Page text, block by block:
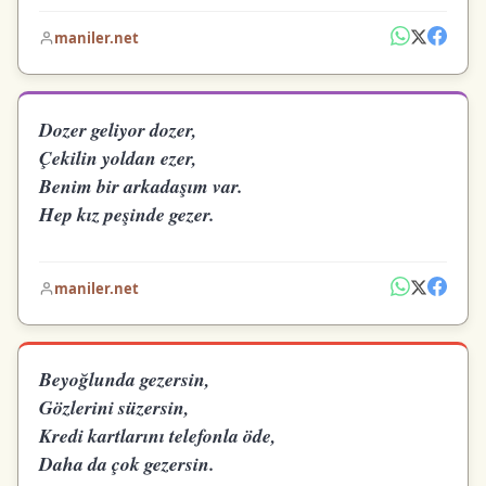
maniler.net
Dozer geliyor dozer,
Çekilin yoldan ezer,
Benim bir arkadaşım var.
Hep kız peşinde gezer.
maniler.net
Beyoğlunda gezersin,
Gözlerini süzersin,
Kredi kartlarını telefonla öde,
Daha da çok gezersin.